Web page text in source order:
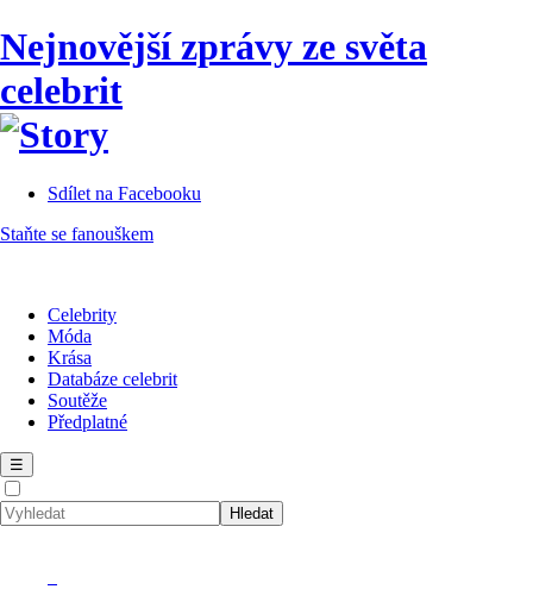
Nejnovější zprávy ze světa
celebrit
Sdílet na Facebooku
Staňte se fanouškem
Celebrity
Móda
Krása
Databáze celebrit
Soutěže
Předplatné
☰